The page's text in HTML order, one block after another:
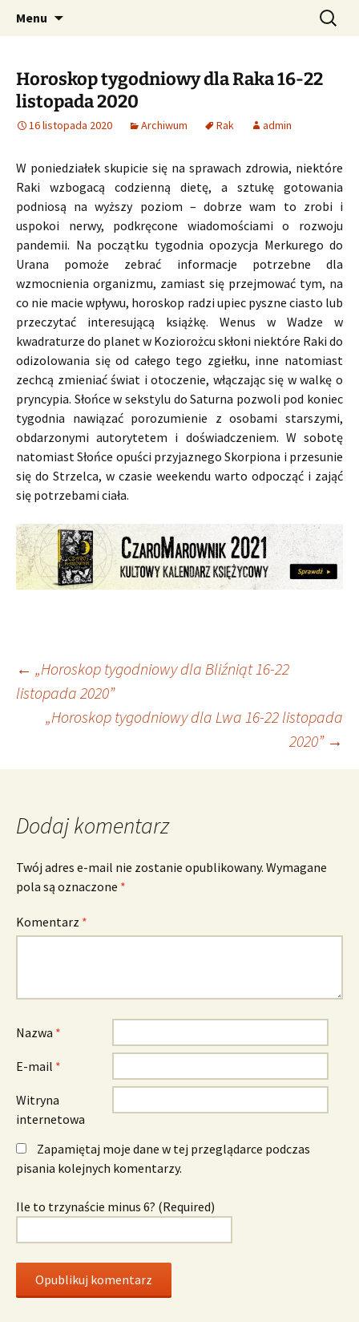
CzaroMarowy horoskop
dzienny, miesięczny i
tygodniowy
Profesjonalne przepowiednie astrologiczne
Menu Szukaj:
Horoskop tygodniowy dla Raka 16-22
listopada 2020
16 listopada 2020 Archiwum Rak admin
W poniedziałek skupicie się na sprawach zdrowia, niektóre
Raki wzbogacą codzienną dietę, a sztukę gotowania
podniosą na wyższy poziom – dobrze wam to zrobi i
uspokoi nerwy, podkręcone wiadomościami o rozwoju
pandemii. Na początku tygodnia opozycja Merkurego do
Urana pomoże zebrać informacje potrzebne dla
wzmocnienia organizmu, zamiast się przejmować tym, na
co nie macie wpływu, horoskop radzi upiec pyszne ciasto lub
przeczytać interesującą książkę. Wenus w Wadze w
kwadraturze do planet w Koziorożcu skłoni niektóre Raki do
odizolowania się od całego tego zgiełku, inne natomiast
zechcą zmieniać świat i otoczenie, włączając się w walkę o
pryncypia. Słońce w sekstylu do Saturna pozwoli pod koniec
tygodnia nawiązać porozumienie z osobami starszymi,
obdarzonymi autorytetem i doświadczeniem. W sobotę
natomiast Słońce opuści przyjaznego Skorpiona i przesunie
się do Strzelca, w czasie weekendu warto odpocząć i zająć
się potrzebami ciała.
Nawigacja
wpisu
← „Horoskop tygodniowy dla Bliźniąt 16-22
listopada 2020”
„Horoskop tygodniowy dla Lwa 16-22 listopada
2020” →
Dodaj komentarz
Twój adres e-mail nie zostanie opublikowany. Wymagane
pola są oznaczone *
Komentarz *
Nazwa *
E-mail *
Witryna
internetowa
Zapamiętaj moje dane w tej przeglądarce podczas
pisania kolejnych komentarzy.
Ile to trzynaście minus 6? (Required)